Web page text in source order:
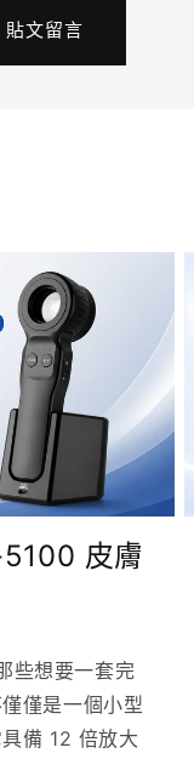
皮膚
些想要一套完
僅是一個小型
備 12 倍放大